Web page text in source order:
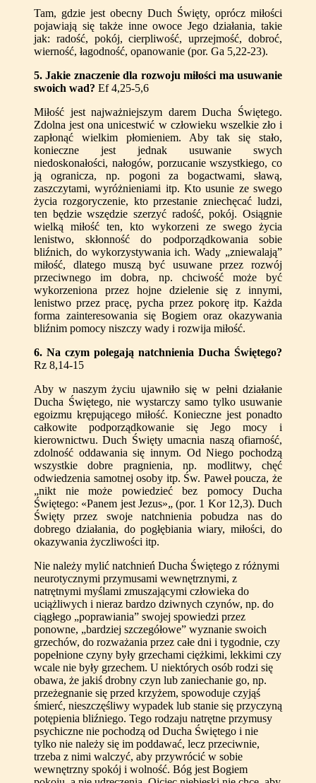
Tam, gdzie jest obecny Duch Święty, oprócz miłości
pojawiają się także inne owoce Jego działania, takie
jak: radość, pokój, cierpliwość, uprzejmość, dobroć,
wierność, łagodność, opanowanie (por. Ga 5,22-23).
5. Jakie znaczenie dla rozwoju miłości ma usuwanie
swoich wad? Ef 4,25-5,6
Miłość jest najważniejszym darem Ducha Świętego.
Zdolna jest ona unicestwić w człowieku wszelkie zło i
zapłonąć wielkim płomieniem. Aby tak się stało,
konieczne jest jednak usuwanie swych
niedoskonałości, nałogów, porzucanie wszystkiego, co
ją ogranicza, np. pogoni za bogactwami, sławą,
zaszczytami, wyróżnieniami itp. Kto usunie ze swego
życia rozgoryczenie, kto przestanie zniechęcać ludzi,
ten będzie wszędzie szerzyć radość, pokój. Osiągnie
wielką miłość ten, kto wykorzeni ze swego życia
lenistwo, skłonność do podporządkowania sobie
bliźnich, do wykorzystywania ich. Wady „zniewalają”
miłość, dlatego muszą być usuwane przez rozwój
przeciwnego im dobra, np. chciwość może być
wykorzeniona przez hojne dzielenie się z innymi,
lenistwo przez pracę, pycha przez pokorę itp. Każda
forma zainteresowania się Bogiem oraz okazywania
bliźnim pomocy niszczy wady i rozwija miłość.
6. Na czym polegają natchnienia Ducha Świętego?
Rz 8,14-15
Aby w naszym życiu ujawniło się w pełni działanie
Ducha Świętego, nie wystarczy samo tylko usuwanie
egoizmu krępującego miłość. Konieczne jest ponadto
całkowite podporządkowanie się Jego mocy i
kierownictwu. Duch Święty umacnia naszą ofiarność,
zdolność oddawania się innym. Od Niego pochodzą
wszystkie dobre pragnienia, np. modlitwy, chęć
odwiedzenia samotnej osoby itp. Św. Paweł poucza, że
„nikt nie może powiedzieć bez pomocy Ducha
Świętego: «Panem jest Jezus»„ (por. 1 Kor 12,3). Duch
Święty przez swoje natchnienia pobudza nas do
dobrego działania, do pogłębiania wiary, miłości, do
okazywania życzliwości itp.
Nie należy mylić natchnień Ducha Świętego z różnymi
neurotycznymi przymusami wewnętrznymi, z
natrętnymi myślami zmuszającymi człowieka do
uciążliwych i nieraz bardzo dziwnych czynów, np. do
ciągłego „poprawiania” swojej spowiedzi przez
ponowne, „bardziej szczegółowe” wyznanie swoich
grzechów, do rozważania przez całe dni i tygodnie, czy
popełnione czyny były grzechami ciężkimi, lekkimi czy
wcale nie były grzechem. U niektórych osób rodzi się
obawa, że jakiś drobny czyn lub zaniechanie go, np.
przeżegnanie się przed krzyżem, spowoduje czyjąś
śmierć, nieszczęśliwy wypadek lub stanie się przyczyną
potępienia bliźniego. Tego rodzaju natrętne przymusy
psychiczne nie pochodzą od Ducha Świętego i nie
tylko nie należy się im poddawać, lecz przeciwnie,
trzeba z nimi walczyć, aby przywrócić w sobie
wewnętrzny spokój i wolność. Bóg jest Bogiem